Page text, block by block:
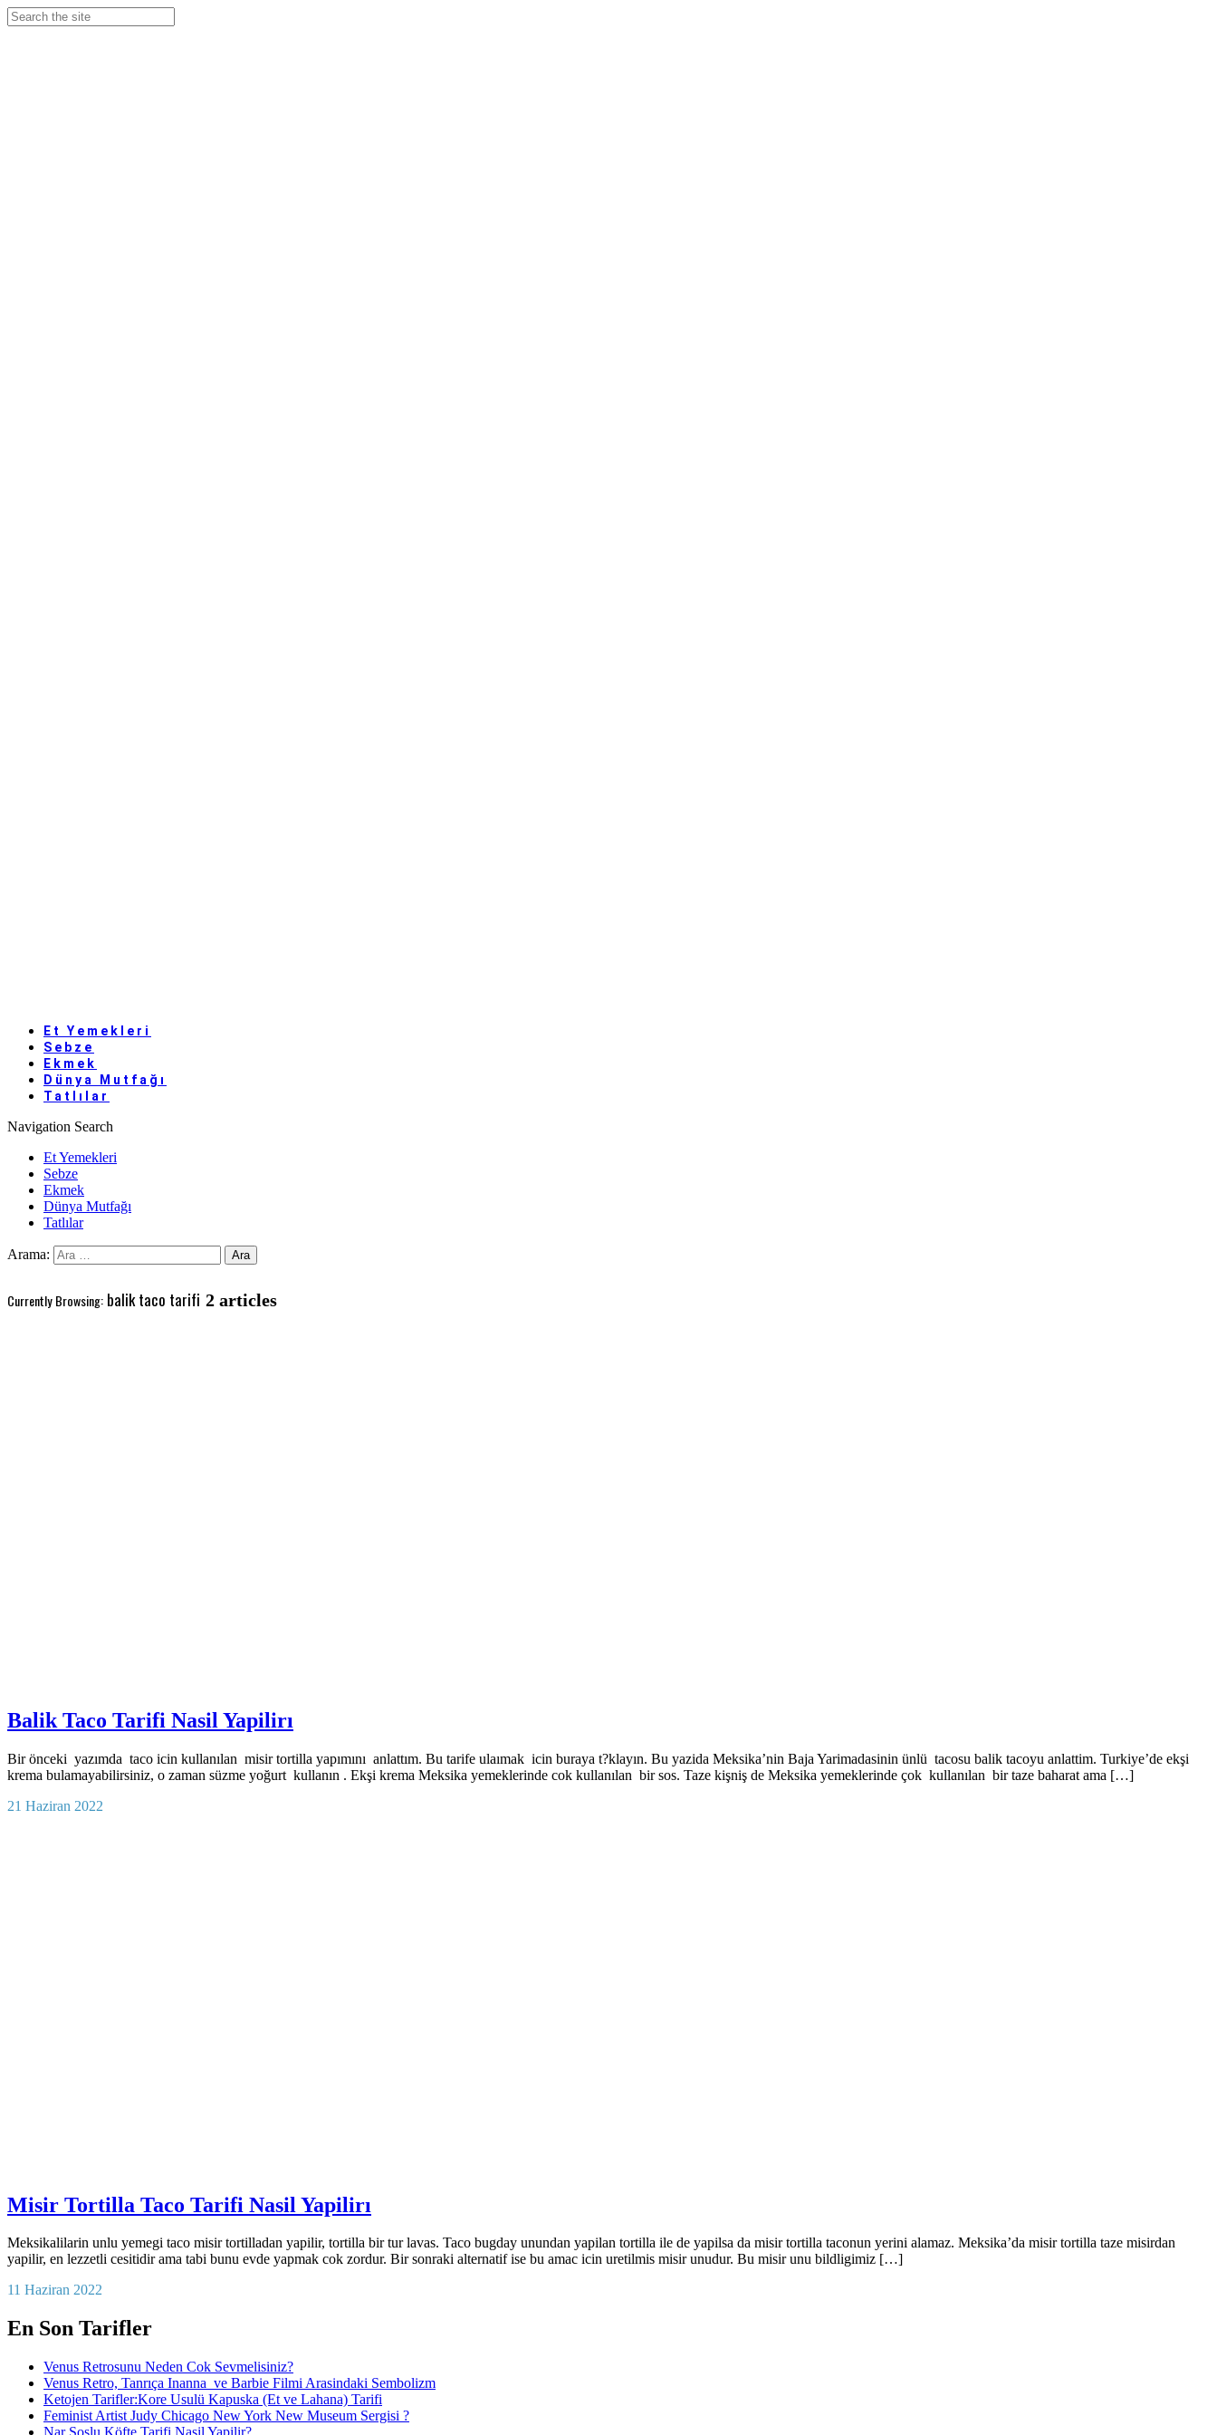
Et Yemekleri
Sebze
Ekmek
Dünya Mutfağı
Tatlılar
Navigation Search
Et Yemekleri
Sebze
Ekmek
Dünya Mutfağı
Tatlılar
Arama:
Currently Browsing: balik taco tarifi 2 articles
Balik Taco Tarifi Nasil Yapilirı
Bir önceki yazımda taco icin kullanılan misir tortilla yapımını anlattım. Bu tarife ulaımak icin buraya t?klayın. Bu yazida Meksika’nin Baja Yarimadasinin ünlü tacosu balik tacoyu anlattim. Turkiye’de ekşi
krema bulamayabilirsiniz, o zaman süzme yoğurt kullanın . Ekşi krema Meksika yemeklerinde cok kullanılan bir sos. Taze kişniş de Meksika yemeklerinde çok kullanılan bir taze baharat ama […]
21 Haziran 2022
Misir Tortilla Taco Tarifi Nasil Yapilirı
Meksikalilarin unlu yemegi taco misir tortilladan yapilir, tortilla bir tur lavas. Taco bugday unundan yapilan tortilla ile de yapilsa da misir tortilla taconun yerini alamaz. Meksika’da misir tortilla taze misirdan
yapilir, en lezzetli cesitidir ama tabi bunu evde yapmak cok zordur. Bir sonraki alternatif ise bu amac icin uretilmis misir unudur. Bu misir unu bildligimiz […]
11 Haziran 2022
En Son Tarifler
Venus Retrosunu Neden Cok Sevmelisiniz?
Venus Retro, Tanrıça Inanna ve Barbie Filmi Arasindaki Sembolizm
Ketojen Tarifler:Kore Usulü Kapuska (Et ve Lahana) Tarifi
Feminist Artist Judy Chicago New York New Museum Sergisi ?